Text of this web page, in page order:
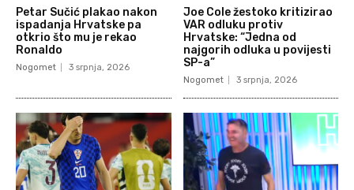
Petar Sučić plakao nakon
ispadanja Hrvatske pa
otkrio što mu je rekao
Ronaldo
Nogomet 3 srpnja, 2026
Joe Cole žestoko kritizirao
VAR odluku protiv
Hrvatske: “Jedna od
najgorih odluka u povijesti
SP-a”
Nogomet 3 srpnja, 2026